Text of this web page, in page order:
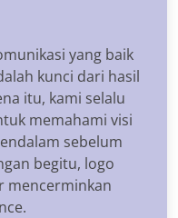
yang baik
kunci dari hasil
itu, kami selalu
memahami visi
sebelum
begitu, logo
mencerminkan